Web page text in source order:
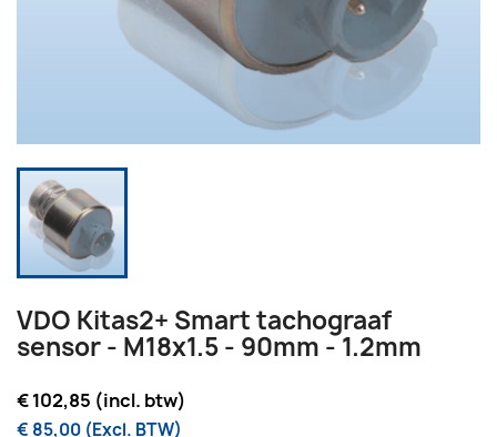
VDO Kitas2+ Smart tachograaf
sensor - M18x1.5 - 90mm - 1.2mm
€ 102,85 (incl. btw)
€ 85,00 (Excl. BTW)